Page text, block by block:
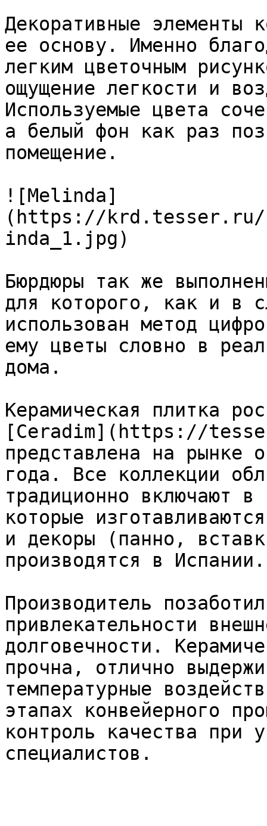
Декоративные элементы
ее основу. Именно
легким цветочным
ощущение легкости и
Используемые цвета
а белый фон как раз
помещение.
![Melinda]
(https://krd.tesser.ru/
inda_1.jpg)
Бюрдюры так же
для которого, как и в
использован метод
ему цветы словно в
дома.
Керамическая плитка
[Ceradim](https://
представлена на рынке
года. Все коллекции
традиционно включают
которые
и декоры (панно,
производятся в Испании.
Производитель
привлекательности
долговечности.
прочна, отлично
температурные
этапах конвейерного
контроль качества при
специалистов.